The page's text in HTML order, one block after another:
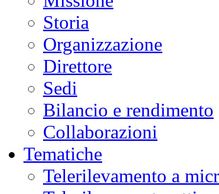
Storia
Organizzazione
Direttore
Sedi
Bilancio e rendimento
Collaborazioni
Tematiche
Telerilevamento a